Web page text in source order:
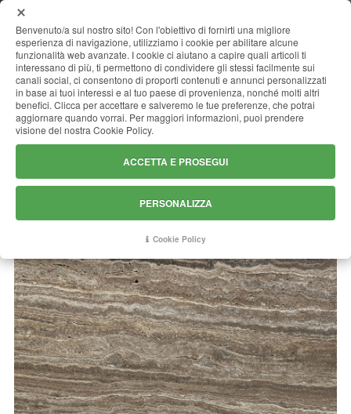
TRAVERTINO TITANIUM EXTRA
Benvenuto/a sul nostro sito! Con l'obiettivo di fornirti una migliore
esperienza di navigazione, utilizziamo i cookie per abilitare alcune
funzionalità web avanzate. I cookie ci aiutano a capire quali articoli ti
interessano di più, ti permettono di condividere gli stessi facilmente sui
canali social, ci consentono di proporti contenuti e annunci personalizzati
in base ai tuoi interessi e al tuo paese di provenienza, nonché molti altri
benefici. Clicca per accettare e salveremo le tue preferenze, che potrai
aggiornare quando vorrai. Per maggiori informazioni, puoi prendere
visione del nostra Cookie Policy.
ACCETTA E PROSEGUI
PERSONALIZZA
Cookie Policy